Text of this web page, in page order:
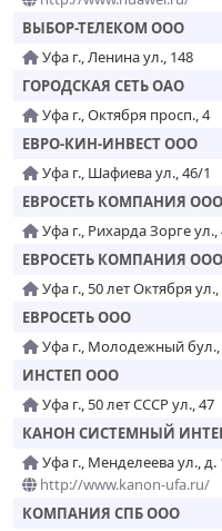
ВЫБОР-ТЕЛЕКОМ ООО
Уфа г., Ленина ул., 148
ГОРОДСКАЯ СЕТЬ ОАО
Уфа г., Октября просп., 4
ЕВРО-КИН-ИНВЕСТ ООО
Уфа г., Шафиева ул., 46/1
ЕВРОСЕТЬ КОМПАНИЯ
Уфа г., Рихарда Зорге ул.,
ЕВРОСЕТЬ КОМПАНИЯ
Уфа г., 50 лет Октября ул.,
ЕВРОСЕТЬ ООО
Уфа г., Молодежный бул.,
ИНСТЕП ООО
Уфа г., 50 лет СССР ул., 47
КАНОН СИСТЕМНЫЙ
Уфа г., Менделеева ул., д.
http://www.kanon-ufa.ru/
КОМПАНИЯ СПБ ООО